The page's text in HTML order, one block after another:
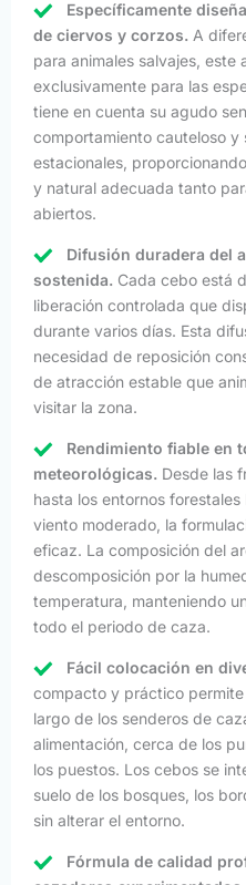
Específicamente
de ciervos y corzos. A
para animales salvajes,
exclusivamente para las
tiene en cuenta su agudo
comportamiento cauteloso y
estacionales,
y natural adecuada tanto
abiertos.
Difusión duradera del
sostenida. Cada cebo está
liberación controlada que
durante varios días. Esta
necesidad de reposición
de atracción estable que
visitar la zona.
Rendimiento fiable en
meteorológicas. Desde las
hasta los entornos
viento moderado, la
eficaz. La composición del
descomposición por la
temperatura, manteniendo
todo el periodo de caza.
Fácil colocación en
compacto y práctico
largo de los senderos de
alimentación, cerca de los
los puestos. Los cebos se
suelo de los bosques, los
sin alterar el entorno.
Fórmula de calidad